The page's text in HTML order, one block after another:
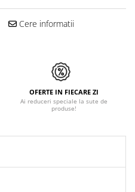
Cere informatii
OFERTE IN FIECARE ZI
Ai reduceri speciale la sute de
produse!